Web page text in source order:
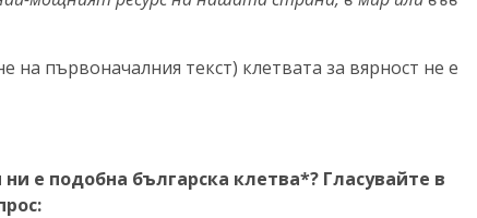
на първоначалния текст) клетвата за вярност не е
е подобна българска клетва*? Гласувайте в